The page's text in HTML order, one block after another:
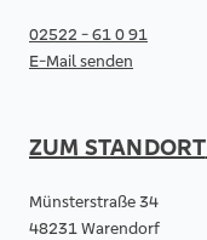
02522 - 61 0 91
E-Mail senden
ZUM STANDORT
Münsterstraße 34
48231 Warendorf